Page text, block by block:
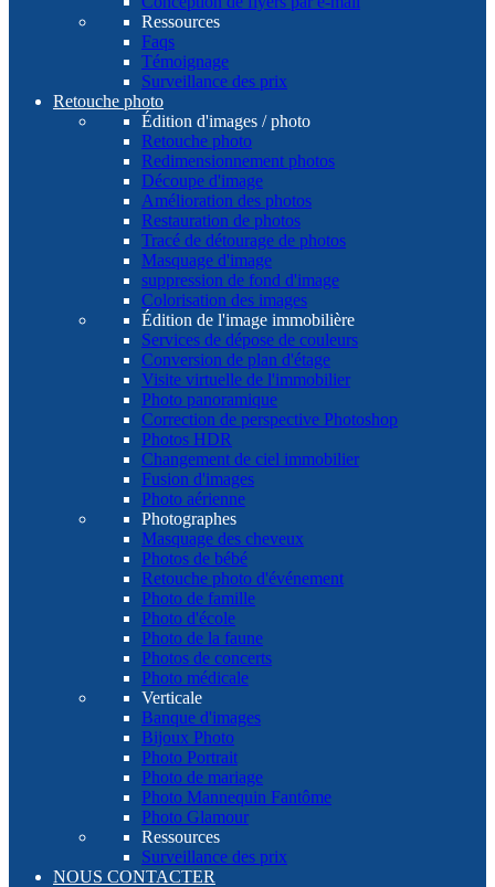
Ressources
Faqs
Témoignage
Surveillance des prix
Retouche photo
Édition d'images / photo
Retouche photo
Redimensionnement photos
Découpe d'image
Amélioration des photos
Restauration de photos
Tracé de détourage de photos
Masquage d'image
suppression de fond d'image
Colorisation des images
Édition de l'image immobilière
Services de dépose de couleurs
Conversion de plan d'étage
Visite virtuelle de l'immobilier
Photo panoramique
Correction de perspective Photoshop
Photos HDR
Changement de ciel immobilier
Fusion d'images
Photo aérienne
Photographes
Masquage des cheveux
Photos de bébé
Retouche photo d'événement
Photo de famille
Photo d'école
Photo de la faune
Photos de concerts
Photo médicale
Verticale
Banque d'images
Bijoux Photo
Photo Portrait
Photo de mariage
Photo Mannequin Fantôme
Photo Glamour
Ressources
Surveillance des prix
NOUS CONTACTER